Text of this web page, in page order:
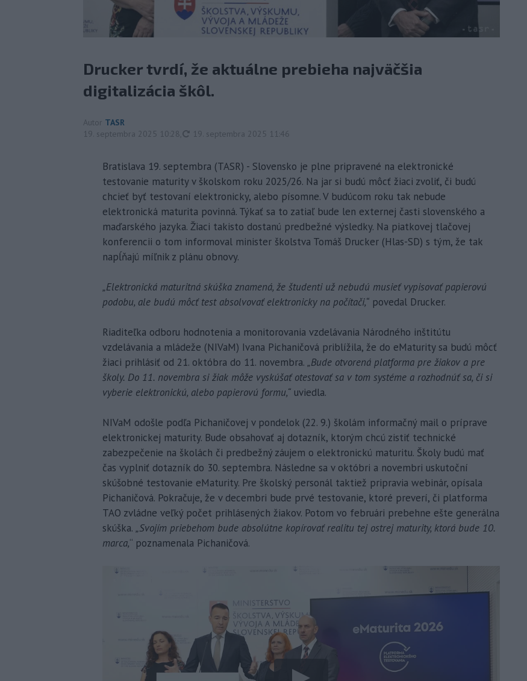
Drucker tvrdí, že aktuálne prebieha najväčšia
digitalizácia škôl.
Autor TASR
19. septembra 2025 10:28
aktualizované
19. septembra 2025 11:46
Bratislava 19. septembra (TASR) - Slovensko je plne pripravené na elektronické
testovanie maturity v školskom roku 2025/26. Na jar si budú môcť žiaci zvoliť, či budú
chcieť byť testovaní elektronicky, alebo písomne. V budúcom roku tak nebude
elektronická maturita povinná. Týkať sa to zatiaľ bude len externej časti slovenského a
maďarského jazyka. Žiaci takisto dostanú predbežné výsledky. Na piatkovej tlačovej
konferencii o tom informoval minister školstva Tomáš Drucker (Hlas-SD) s tým, že tak
napĺňajú míľnik z plánu obnovy.
„Elektronická maturitná skúška znamená, že študenti už nebudú musieť vypisovať papierovú
podobu, ale budú môcť test absolvovať elektronicky na počítači,“ povedal Drucker.
Riaditeľka odboru hodnotenia a monitorovania vzdelávania Národného inštitútu
vzdelávania a mládeže (NIVaM) Ivana Pichaničová priblížila, že do eMaturity sa budú môcť
žiaci prihlásiť od 21. októbra do 11. novembra. „Bude otvorená platforma pre žiakov a pre
školy. Do 11. novembra si žiak môže vyskúšať otestovať sa v tom systéme a rozhodnúť sa, či si
vyberie elektronickú, alebo papierovú formu,“ uviedla.
NIVaM odošle podľa Pichaničovej v pondelok (22. 9.) školám informačný mail o príprave
elektronickej maturity. Bude obsahovať aj dotazník, ktorým chcú zistiť technické
zabezpečenie na školách či predbežný záujem o elektronickú maturitu. Školy budú mať
čas vyplniť dotazník do 30. septembra. Následne sa v októbri a novembri uskutoční
skúšobné testovanie eMaturity. Pre školský personál taktiež pripravia webinár, opísala
Pichaničová. Pokračuje, že v decembri bude prvé testovanie, ktoré preverí, či platforma
TAO zvládne veľký počet prihlásených žiakov. Potom vo februári prebehne ešte generálna
skúška. „Svojím priebehom bude absolútne kopírovať realitu tej ostrej maturity, ktorá bude 10.
marca,“ poznamenala Pichaničová.